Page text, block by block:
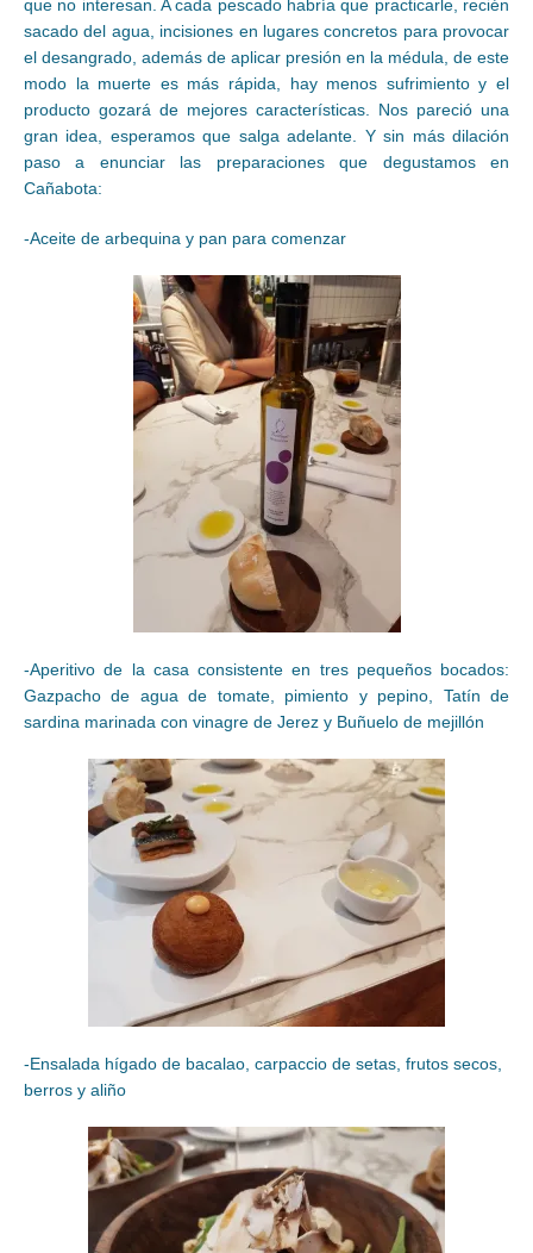
que no interesan. A cada pescado habría que practicarle, recién
sacado del agua, incisiones en lugares concretos para provocar
el desangrado, además de aplicar presión en la médula, de este
modo la muerte es más rápida, hay menos sufrimiento y el
producto gozará de mejores características. Nos pareció una
gran idea, esperamos que salga adelante. Y sin más dilación
paso a enunciar las preparaciones que degustamos en
Cañabota:
-Aceite de arbequina y pan para comenzar
-Aperitivo de la casa consistente en tres pequeños bocados:
Gazpacho de agua de tomate, pimiento y pepino, Tatín de
sardina marinada con vinagre de Jerez y Buñuelo de mejillón
-Ensalada hígado de bacalao, carpaccio de setas, frutos secos,
berros y aliño